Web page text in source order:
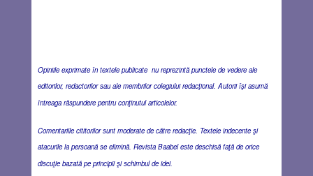
Opiniile exprimate în textele publicate nu reprezintă punctele de vedere ale
editorilor, redactorilor sau ale membrilor colegiului redacţional. Autorii îşi asumă
întreaga răspundere pentru conţinutul articolelor.
Comentariile cititorilor sunt moderate de către redacţie. Textele indecente şi
atacurile la persoană se elimină. Revista Baabel este deschisă faţă de orice
discuţie bazată pe principii şi schimbul de idei.